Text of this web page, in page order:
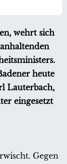
wehrt sich
heute
Lauterbach,
eingesetzt
Gegen